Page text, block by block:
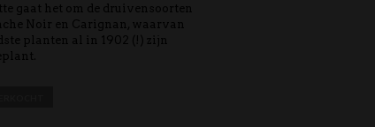
gaat het om de druivensoorten
Noir en Carignan, waarvan
planten al in 1902 (!) zijn